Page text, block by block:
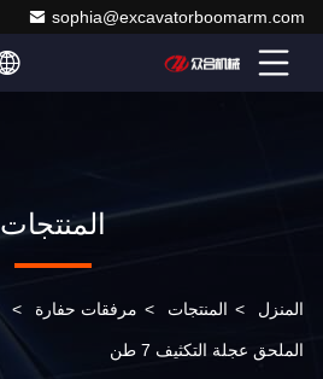
sophia@excavatorboomarm.com
المنتجات
المنزل > المنتجات > مرفقات حفارة >
الملحق عجلة التكثيف 7 طن